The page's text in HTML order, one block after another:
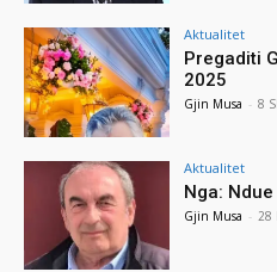
Aktualitet
Pregaditi
2025
Gjin Musa - 8
Aktualitet
Nga:
Gjin Musa - 28